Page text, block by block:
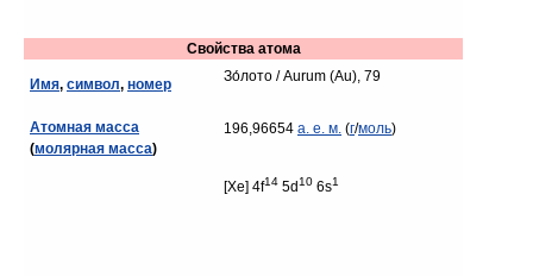
Свойства атома
Имя, символ, номер Зо́лото / Aurum (Au), 79
Атомная масса
(молярная масса)
196,96654 а. е. м. (г/моль)
[Xe] 4f14 5d 10 6s1